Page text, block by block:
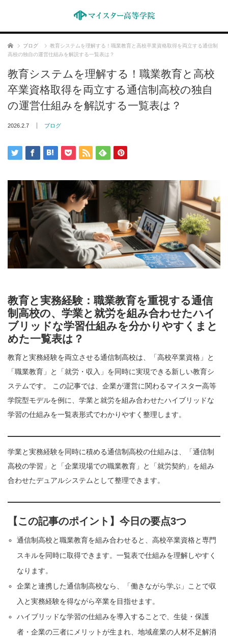
ホーム ブログ
教育システムを理解する！職業教育と高校卒業資格取得を両立する通信制
高校の独自の運営仕組みを解説する一覧表は？
教育システムを理解する！職業教育と高校
卒業資格取得を両立する通信制高校の独自
の運営仕組みを解説する一覧表は？
2026.2.7 ブログ
教育と実務経験：職業教育を重視する通信
制高校の、学業と就労を組み合わせたハイ
ブリッドな学習仕組みを分かりやすくまと
めた一覧表は？
教育と実務経験を両立させる通信制高校は、「高校卒業資格」と
「職業教育」と「就労・収入」を同時に実現できる新しい教育シ
ステムです。 この記事では、企業が運営に関わるマイスター高等
学院型モデルを例に、学業と就労を組み合わせたハイブリッドな
学習の仕組みを一覧表形式でわかりやすく整理します。
学業と実務経験を同時に積める通信制高校の仕組みは、「通信制
高校の学習」と「企業現場での職業教育」と「就労契約」を組み
合わせたデュアルシステムとして整理できます。
【この記事のポイント】今日の要点3つ
通信制高校と職業教育を組み合わせると、高校卒業資格と専門
スキルを同時に取得できます。一覧表で仕組みを理解しやすく
なります。
企業と連携した通信制高校なら、「働きながら学ぶ」ことで収
入と実務経験を得ながら卒業を目指せます。
ハイブリッドな学習の仕組みを導入することで、生徒・保護
者・企業の三者にメリットが生まれ、地域産業の人材不足解消